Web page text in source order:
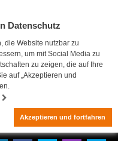
Datenschutz
die Website nutzbar zu
um mit Social Media zu
zu zeigen, die auf Ihre
auf „Akzeptieren und
Akzeptieren und fortfahren